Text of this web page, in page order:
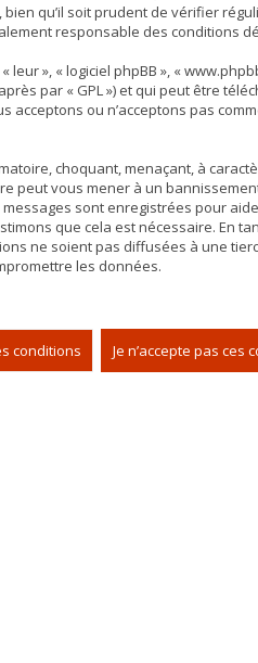
qu’il soit prudent de vérifier
responsable des conditions
», « logiciel phpBB », «
par « GPL ») et qui peut être
acceptons ou n’acceptons pas
choquant, menaçant, à
peut vous mener à un
sont enregistrées pour
que cela est nécessaire. En
ne soient pas diffusées à une
les données.